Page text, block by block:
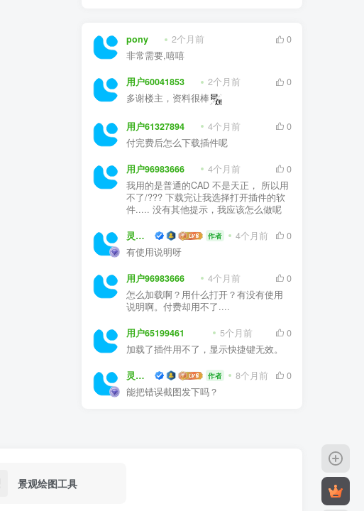
pony 2个月前
0
非常需要,嘻嘻
用户60041853 2个月前
0
多谢楼主，资料很棒
用户61327894 4个月前
0
付完费后怎么下载插件呢
用户96983666 4个月前
0
我用的是普通的CAD 不是天正， 所以用
不了/??? 下载完让我选择打开插件的软
件..... 没有其他提示，我应该怎么做呢
灵感屋 作者 4个月前
0
有使用说明呀
用户96983666 4个月前
0
怎么加载啊？用什么打开？有没有使用
说明啊。付费却用不了....
用户65199461 5个月前
0
加载了插件用不了，显示快捷键无效。
灵感屋 作者 8个月前
0
能把错误截图发下吗？
景观绘图工具